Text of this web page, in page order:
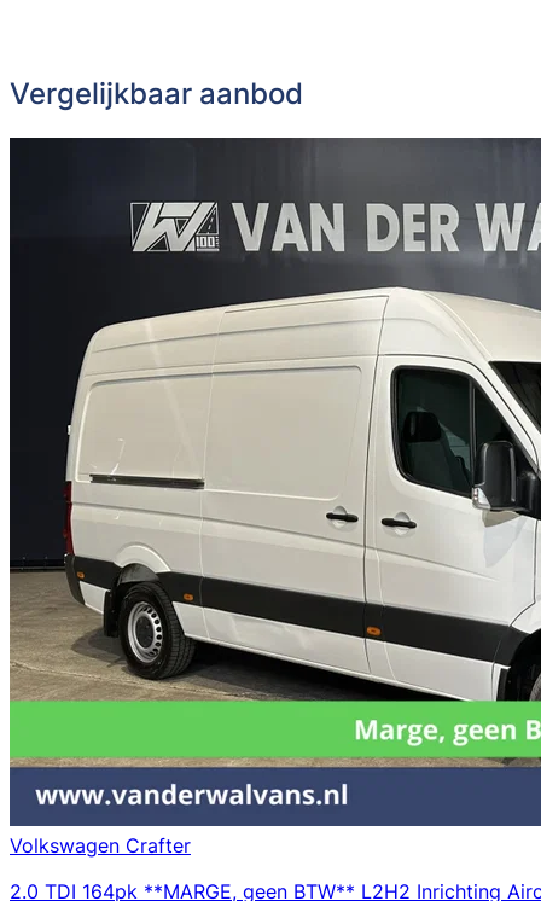
Vergelijkbaar aanbod
Volkswagen Crafter
2.0 TDI 164pk **MARGE, geen BTW** L2H2 Inrichting